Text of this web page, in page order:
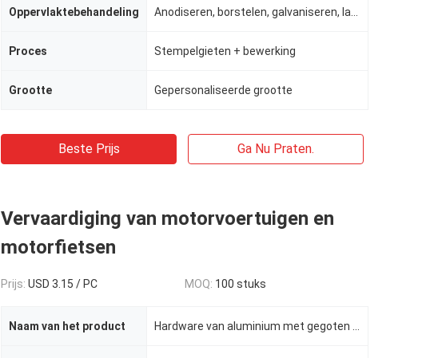
Oppervlaktebehandeling
Proces Stempelgieten + bewerking
Grootte Gepersonaliseerde grootte
Beste Prijs Ga Nu Praten.
Vervaardiging van motorvoertuigen en
motorfietsen
Prijs: USD 3.15 / PC MOQ: 100 stuks
Naam van het product